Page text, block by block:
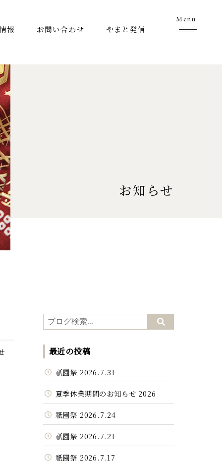
Menu
報 お問い合わせ やまと発信
お知らせ
最近の投稿
祇園祭 2026.7.31
夏季休業期間のお知らせ 2026
祇園祭 2026.7.24
祇園祭 2026.7.21
祇園祭 2026.7.17